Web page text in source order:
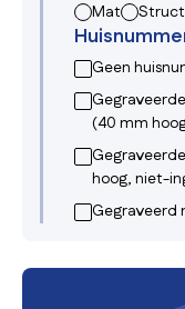
Mat
Geen
(40 mm
hoog, niet-
Gegraveerd